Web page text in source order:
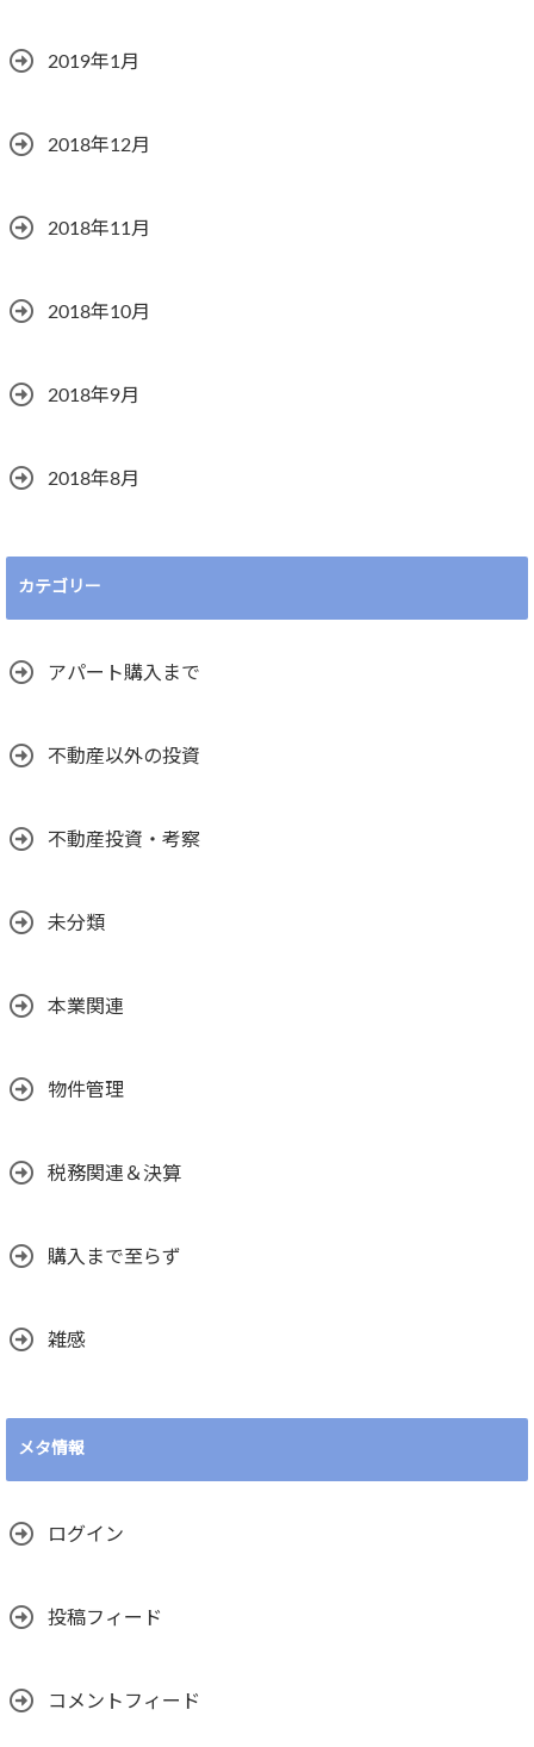
2019年1月
2018年12月
2018年11月
2018年10月
2018年9月
2018年8月
カテゴリー
アパート購入まで
不動産以外の投資
不動産投資・考察
未分類
本業関連
物件管理
税務関連＆決算
購入まで至らず
雑感
メタ情報
ログイン
投稿フィード
コメントフィード